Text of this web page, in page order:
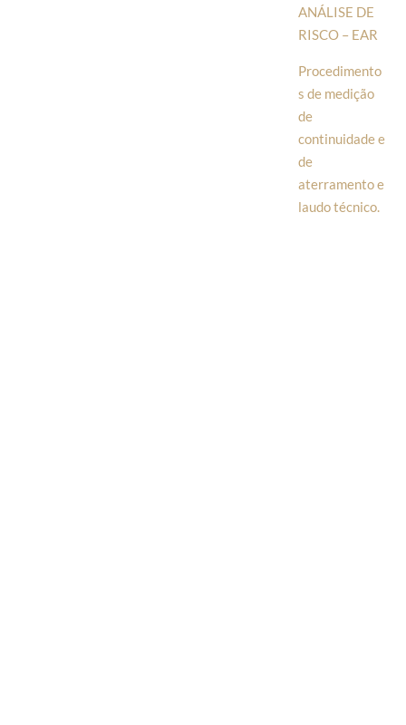
ANÁLISE DE
RISCO – EAR
Procedimento
s de medição
de
continuidade e
de
aterramento e
laudo técnico.